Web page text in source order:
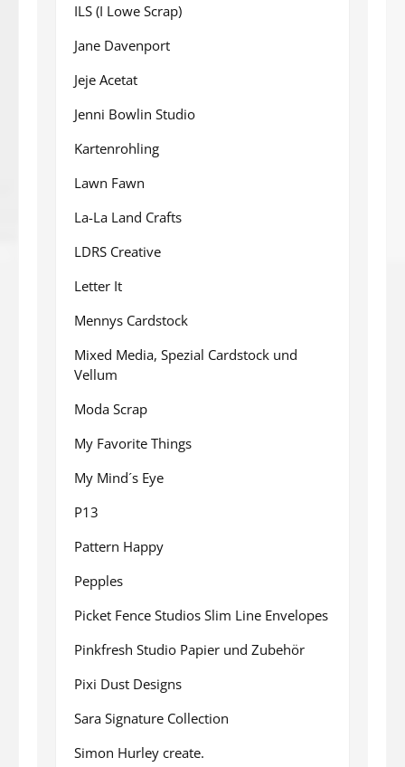
ILS (I Lowe Scrap)
Jane Davenport
Jeje Acetat
Jenni Bowlin Studio
Kartenrohling
Lawn Fawn
La-La Land Crafts
LDRS Creative
Letter It
Mennys Cardstock
Mixed Media, Spezial Cardstock und
Vellum
Moda Scrap
My Favorite Things
My Mind´s Eye
P13
Pattern Happy
Pepples
Picket Fence Studios Slim Line Envelopes
Pinkfresh Studio Papier und Zubehör
Pixi Dust Designs
Sara Signature Collection
Simon Hurley create.